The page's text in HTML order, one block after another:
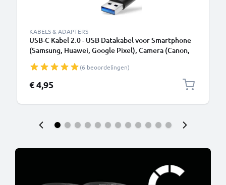
KABELS & ADAPTERS
USB-C Kabel 2.0 - USB Datakabel voor Smartphone
(Samsung, Huawei, Google Pixel), Camera (Canon,
Oplaadkabel USB C Stekker
(6 beoordelingen)
€ 4,95